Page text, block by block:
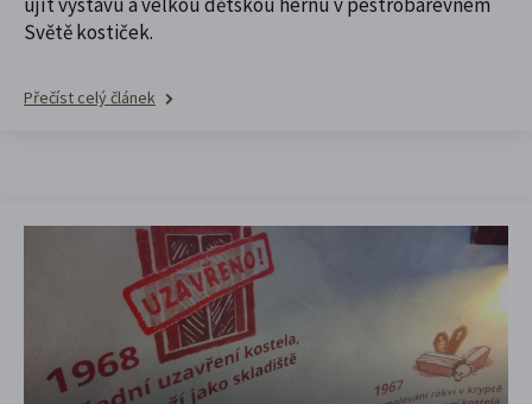
Světě kostiček.
Přečíst celý článek